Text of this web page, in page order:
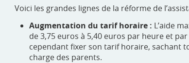
Voici les grandes lignes de la réforme de
Augmentation du tarif horaire : L’aide
de 3,75 euros à 5,40 euros par heure et
cependant fixer son tarif horaire, sachant
charge des parents.